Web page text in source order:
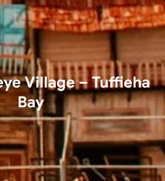
Village – Tuffieha
Bay